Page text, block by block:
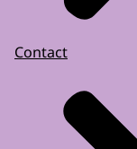
Contact